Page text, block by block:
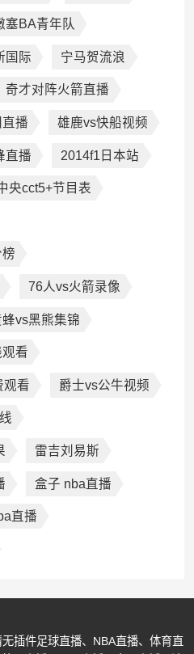
塞BA青年队
国际 宁马贺流浪
奇才对阵火箭直播
播 雄鹿vs快船视频
直播 2014f1日本站
央cct5+节目表
76人vs火箭录像
蜂vs黑熊集锦
看
观看 爵士vs公牛视频
雷吉刘易斯
盒子 nba直播
直播
插件足球直播、NBA直播、体育直